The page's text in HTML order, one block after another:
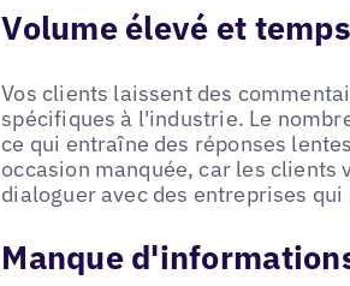
Volume élevé et
Vos clients laissent des
spécifiques à l'industrie. Le
ce qui entraîne des réponses
occasion manquée, car les clients
dialoguer avec des entreprises
Manque